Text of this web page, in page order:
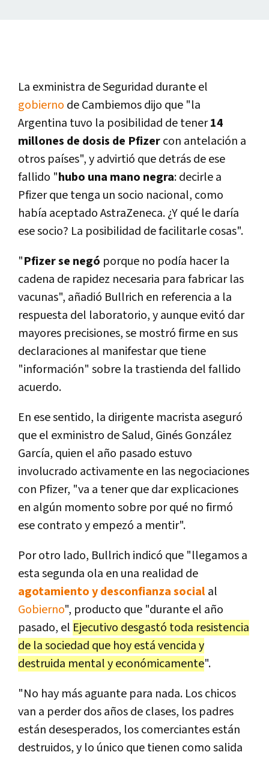
La exministra de Seguridad durante el
gobierno de Cambiemos dijo que "la
Argentina tuvo la posibilidad de tener14
millones de dosis de Pfizercon antelación a
otros países", y advirtió que detrás de ese
fallido "hubo una mano negra: decirle a
Pfizer que tenga un socio nacional, como
había aceptado AstraZeneca. ¿Y qué le daría
ese socio? La posibilidad de facilitarle cosas".
"Pfizer se negó porque no podía hacer la
cadena de rapidez necesaria para fabricar las
vacunas", añadió Bullrich en referencia a la
respuesta del laboratorio, y aunque evitó dar
mayores precisiones, se mostró firme en sus
declaraciones al manifestar que tiene
"información" sobre la trastienda del fallido
acuerdo.
En ese sentido, la dirigente macrista aseguró
que el exministro de Salud, Ginés González
García, quien el año pasado estuvo
involucrado activamente en las negociaciones
con Pfizer, "va a tener que dar explicaciones
en algún momento sobre por qué no firmó
ese contrato y empezó a mentir".
Por otro lado, Bullrich indicó que "llegamos a
esta segunda ola en una realidad de
agotamiento y desconfianza socialal
Gobierno", producto que "durante el año
pasado, el Ejecutivo desgastó toda resistencia
de la sociedad que hoy está vencida y
destruida mental y económicamente".
"No hay más aguante para nada. Los chicos
van a perder dos años de clases, los padres
están desesperados, los comerciantes están
destruidos, y lo único que tienen como salida